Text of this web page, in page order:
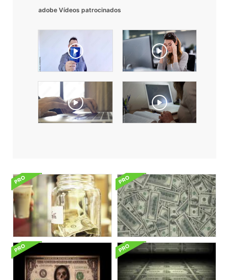
adobe Vídeos patrocinados